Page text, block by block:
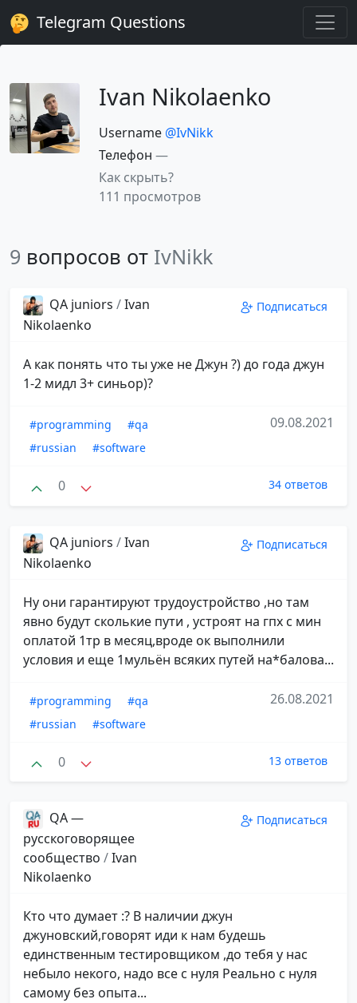
Telegram Questions
Ivan Nikolaenko
Username @IvNikk
Телефон —
Как скрыть?
111 просмотров
9 вопросов от IvNikk
QA juniors /Ivan
Nikolaenko
Подписаться
А как понять что ты уже не Джун ?) до года джун
1-2 мидл 3+ синьор)?
#programming
#qa
#russian
#software
09.08.2021
0 34 ответов
QA juniors /Ivan
Nikolaenko
Подписаться
Ну они гарантируют трудоустройство ,но там
явно будут сколькие пути , устроят на гпх с мин
оплатой 1тр в месяц,вроде ок выполнили
условия и еще 1мульён всяких путей на*балова...
#programming
#qa
#russian
#software
26.08.2021
0 13 ответов
QA —
русскоговорящее
сообщество /Ivan
Nikolaenko
Подписаться
Кто что думает :? В наличии джун
джуновский,говорят иди к нам будешь
единственным тестировщиком ,до тебя у нас
небыло некого, надо все с нуля Реально с нуля
самому без опыта...